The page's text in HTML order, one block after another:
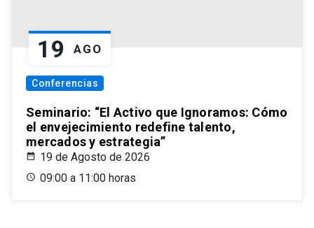
19 AGO
Conferencias
Seminario: “El Activo que Ignoramos: Cómo
el envejecimiento redefine talento,
mercados y estrategia”
19 de Agosto de 2026
09:00 a 11:00 horas